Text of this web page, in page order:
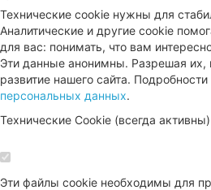
Технические cookie нужны для
Аналитические и другие cookie
для вас: понимать, что вам
Эти данные анонимны. Разрешая их,
развитие нашего сайта. Подробности
персональных данных.
Технические Cookie (всегда активны)
Эти файлы cookie необходимы для